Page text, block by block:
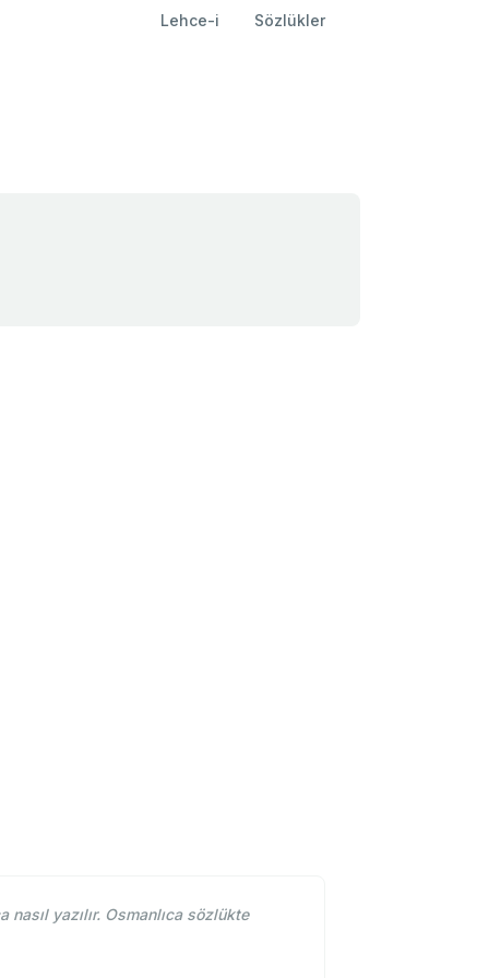
Lehce-i Sözlükler
yazılır. Osmanlıca sözlükte